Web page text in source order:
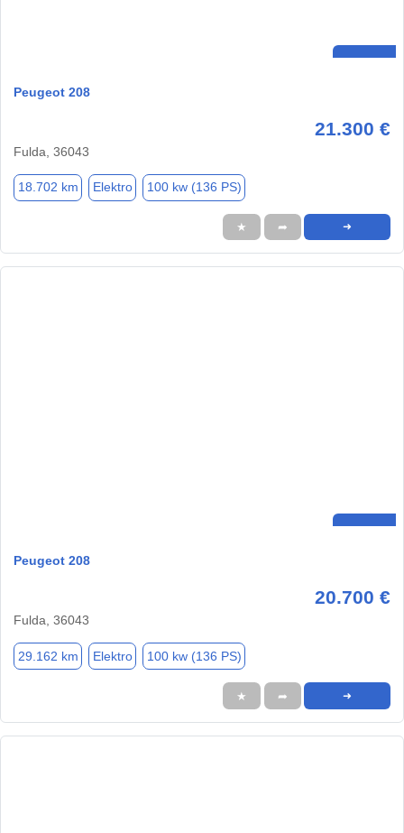
Peugeot 208
21.300 €
Fulda, 36043
18.702 km Elektro 100 kw (136 PS)
★ ➦ ➜
Peugeot 208
20.700 €
Fulda, 36043
29.162 km Elektro 100 kw (136 PS)
★ ➦ ➜